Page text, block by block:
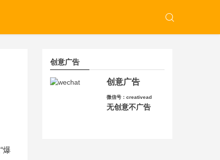
爆
创意广告
创意广告
微信号：creativead
无创意不广告